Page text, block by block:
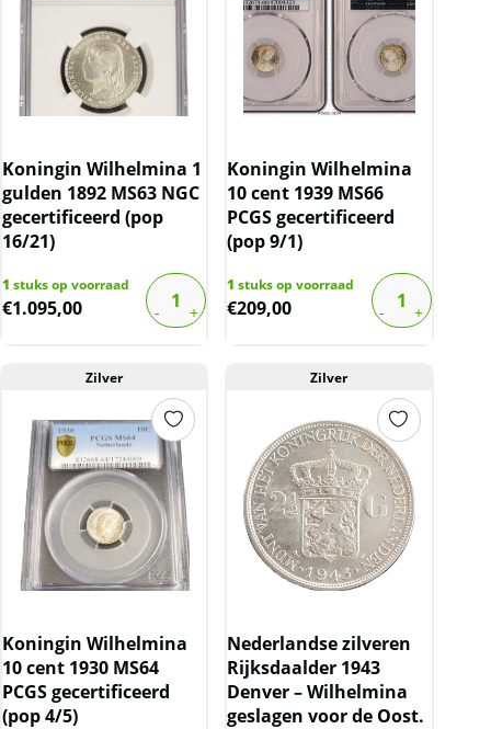
Koningin Wilhelmina 1
gulden 1892 MS63 NGC
gecertificeerd (pop
16/21)
1 stuks op voorraad
€1.095,00
Koningin Wilhelmina
10 cent 1939 MS66
PCGS gecertificeerd
(pop 9/1)
1 stuks op voorraad
€209,00
Zilver
Koningin Wilhelmina
10 cent 1930 MS64
PCGS gecertificeerd
(pop 4/5)
Zilver
Nederlandse zilveren
Rijksdaalder 1943
Denver – Wilhelmina
geslagen voor de Oost.